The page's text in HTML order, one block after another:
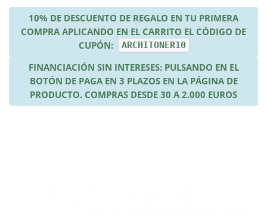
10% DE DESCUENTO DE REGALO EN TU PRIMERA
COMPRA APLICANDO EN EL CARRITO EL CÓDIGO DE
CUPÓN:
ARCHITONER10
FINANCIACIÓN SIN INTERESES: PULSANDO EN EL
BOTÓN DE PAGA EN 3 PLAZOS EN LA PÁGINA DE
PRODUCTO. COMPRAS DESDE 30 A 2.000 EUROS